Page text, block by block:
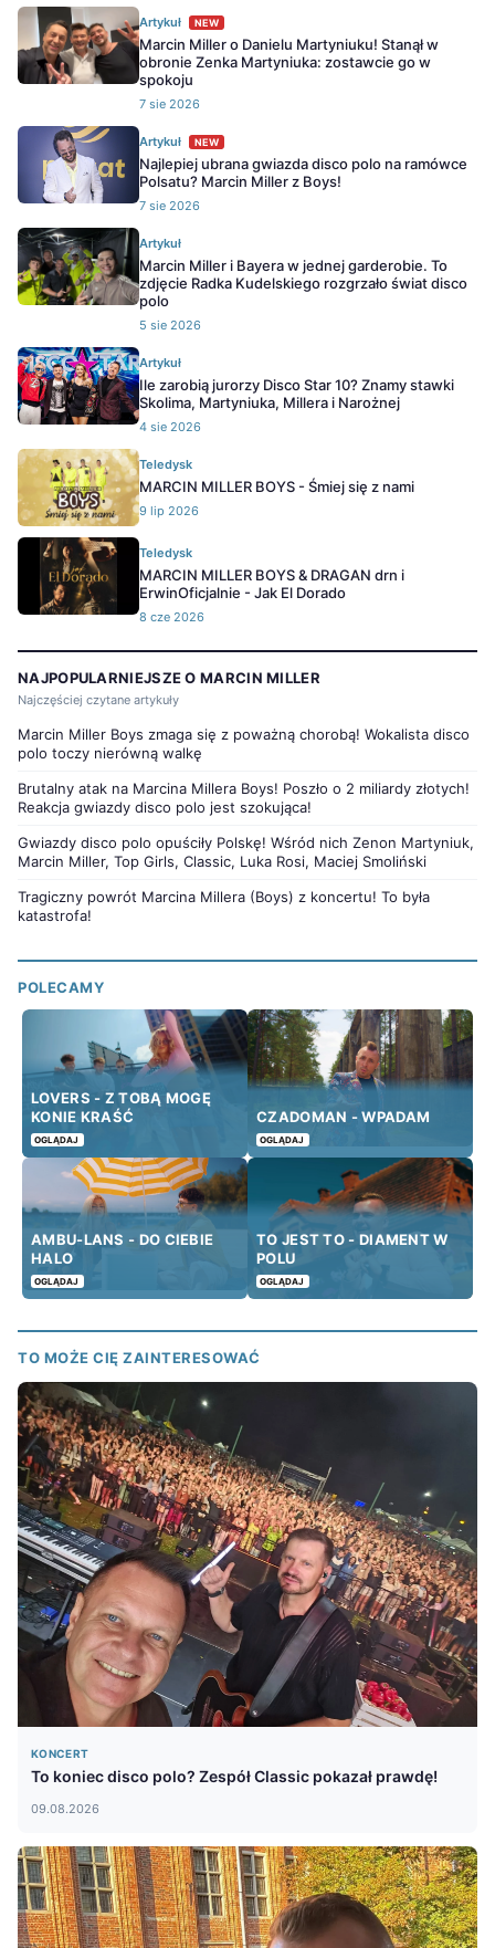
Artykuł NEW
Marcin Miller o Danielu Martyniuku! Stanął w
obronie Zenka Martyniuka: zostawcie go w
spokoju
7 sie 2026
Artykuł NEW
Najlepiej ubrana gwiazda disco polo na ramówce
Polsatu? Marcin Miller z Boys!
7 sie 2026
Artykuł
Marcin Miller i Bayera w jednej garderobie. To
zdjęcie Radka Kudelskiego rozgrzało świat disco
polo
5 sie 2026
Artykuł
Ile zarobią jurorzy Disco Star 10? Znamy stawki
Skolima, Martyniuka, Millera i Narożnej
4 sie 2026
Teledysk
MARCIN MILLER BOYS - Śmiej się z nami
9 lip 2026
Teledysk
MARCIN MILLER BOYS & DRAGAN drn i
ErwinOficjalnie - Jak El Dorado
8 cze 2026
NAJPOPULARNIEJSZE O MARCIN MILLER
Najczęściej czytane artykuły
Marcin Miller Boys zmaga się z poważną chorobą! Wokalista disco
polo toczy nierówną walkę
Brutalny atak na Marcina Millera Boys! Poszło o 2 miliardy złotych!
Reakcja gwiazdy disco polo jest szokująca!
Gwiazdy disco polo opuściły Polskę! Wśród nich Zenon Martyniuk,
Marcin Miller, Top Girls, Classic, Luka Rosi, Maciej Smoliński
Tragiczny powrót Marcina Millera (Boys) z koncertu! To była
katastrofa!
POLECAMY
LOVERS - Z TOBĄ MOGĘ
KONIE KRAŚĆ
OGLĄDAJ
CZADOMAN - WPADAM
OGLĄDAJ
AMBU-LANS - DO CIEBIE
HALO
OGLĄDAJ
TO JEST TO - DIAMENT W
POLU
OGLĄDAJ
TO MOŻE CIĘ ZAINTERESOWAĆ
KONCERT
To koniec disco polo? Zespół Classic pokazał prawdę!
09.08.2026